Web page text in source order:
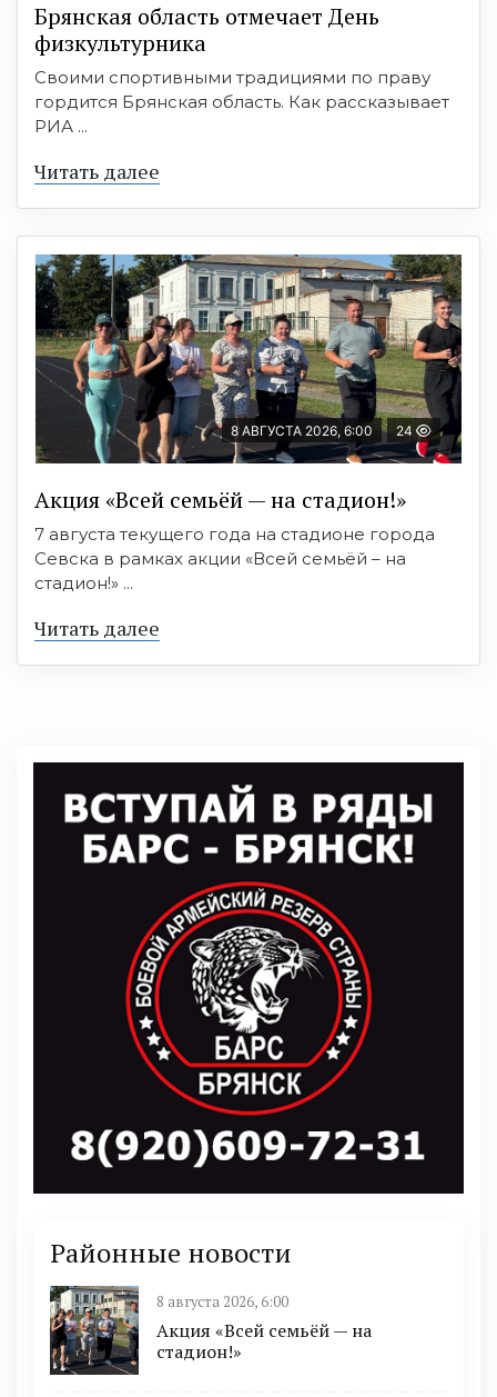
Брянская область отмечает День
физкультурника
Своими спортивными традициями по праву
гордится Брянская область. Как рассказывает
РИА ...
Читать далее
8 АВГУСТА 2026, 6:00 24
Акция «Всей семьёй — на стадион!»
7 августа текущего года на стадионе города
Севска в рамках акции «Всей семьёй – на
стадион!» ...
Читать далее
Районные новости
8 августа 2026, 6:00
Акция «Всей семьёй — на
стадион!»